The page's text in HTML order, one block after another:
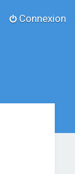
Connexion